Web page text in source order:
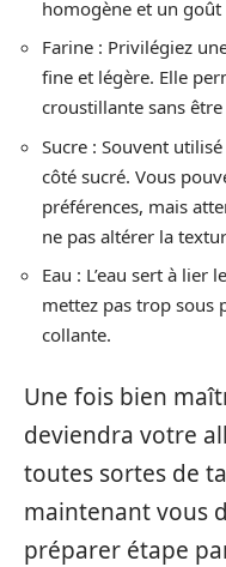
homogène et un goût
Farine : Privilégiez
fine et légère. Elle
croustillante sans
Sucre : Souvent
côté sucré. Vous
préférences, mais
ne pas altérer la
Eau : L’eau sert à lier
mettez pas trop sous
collante.
Une fois bien
deviendra votre
toutes sortes de
maintenant vous
préparer étape